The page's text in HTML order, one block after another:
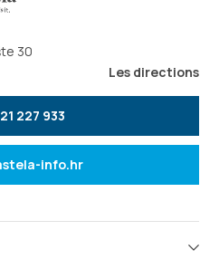
30
Les directions
227 933
info.hr